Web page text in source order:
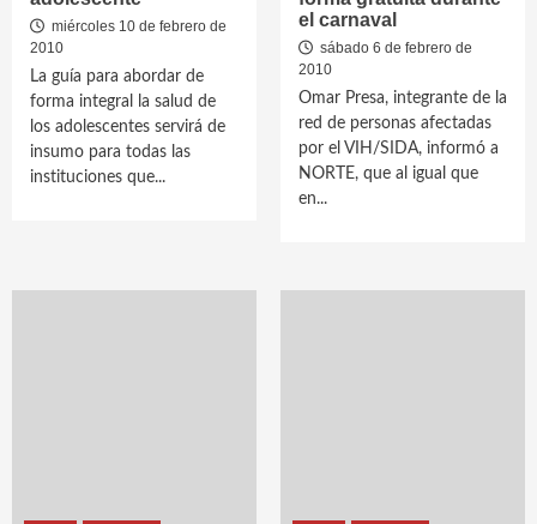
miércoles 10 de febrero de
2010
La guía para abordar de
forma integral la salud de
los adolescentes servirá de
insumo para todas las
instituciones que...
el carnaval
sábado 6 de febrero de
2010
Omar Presa, integrante de la
red de personas afectadas
por el VIH/SIDA, informó a
NORTE, que al igual que
en...